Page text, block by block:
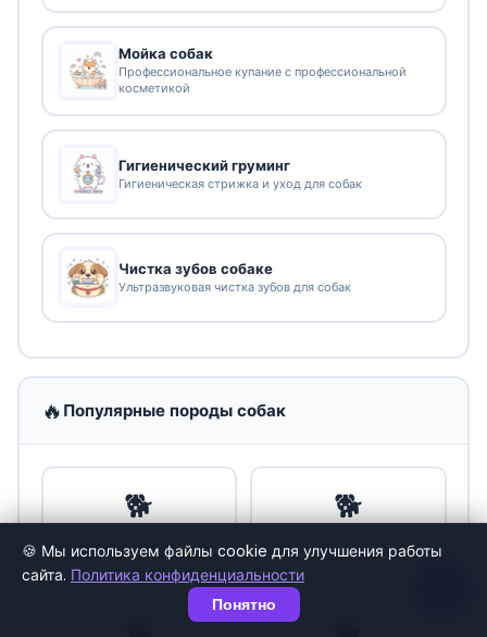
🍪 Мы используем файлы cookie для улучшения работы
сайта. Политика конфиденциальности
Понятно
Мойка собак
Профессиональное купание с профессиональной
косметикой
Гигиенический груминг
Гигиеническая стрижка и уход для собак
Чистка зубов собаке
Ультразвуковая чистка зубов для собак
🔥 Популярные породы собак
🐕
Йоркширский терьер
🐕
Шпиц